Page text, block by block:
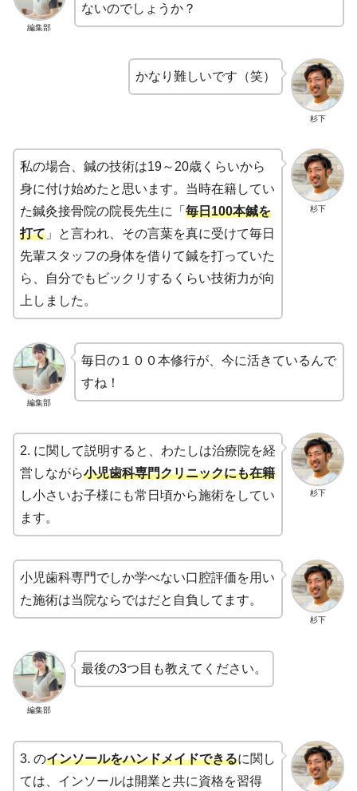
編集部
ないのでしょうか？
杉下
かなり難しいです（笑）
杉下
私の場合、鍼の技術は19～20歳くらいから
身に付け始めたと思います。当時在籍してい
た鍼灸接骨院の院長先生に「 毎日100本鍼を
打て 」と言われ、その言葉を真に受けて毎日
先輩スタッフの身体を借りて鍼を打っていた
ら、自分でもビックリするくらい技術力が向
上しました。
編集部
毎日の１００本修行が、今に活きているんで
すね！
杉下
2. に関して説明すると、わたしは治療院を経
営しながら小児歯科専門クリニックにも在籍
し小さいお子様にも常日頃から施術をしてい
ます。
杉下
小児歯科専門でしか学べない口腔評価を用い
た施術は当院ならではだと自負してます。
編集部
最後の3つ目も教えてください。
3. のインソールをハンドメイドできるに関し
ては、インソールは開業と共に資格を習得